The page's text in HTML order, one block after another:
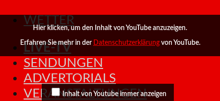
WETTER
LIVE-TV
SENDUNGEN
ADVERTORIALS
VERANSTALTUNGEN
Hier klicken, um den Inhalt von YouTube anzuzeigen.
Erfahren Sie mehr in der Datenschutzerklärungvon YouTube.
Inhalt von Youtube immer anzeigen